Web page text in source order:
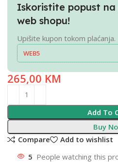
Iskoristite popust na
web shopu!
Upišite kupon tokom plaćanja.
WEB5
265,00 KM
Add To
Buy
Compare
Add to wishlist
5 People watching this